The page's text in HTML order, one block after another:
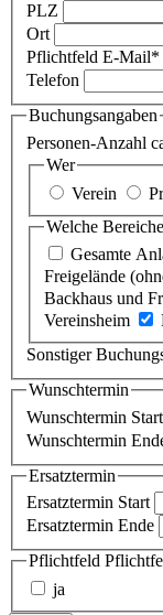
PLZ
Ort
Pflichtfeld E-Mail*
Telefon
Buchungsangaben
Personen-Anzahl
Wer
Verein
Welche
Gesamte
Freigelände
Backhaus und
Vereinsheim
Sonstiger
Wunschtermin
Wunschtermin Start
Wunschtermin
Ersatztermin
Ersatztermin Start
Ersatztermin Ende
Pflichtfeld
ja